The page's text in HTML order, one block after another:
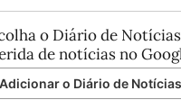
o Diário de
de notícias no
Adicionar o Diário de